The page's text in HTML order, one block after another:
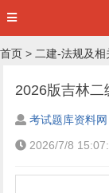
首页 > 二建-法规及相
2026版吉林
考试题库资料网
2026/7/8